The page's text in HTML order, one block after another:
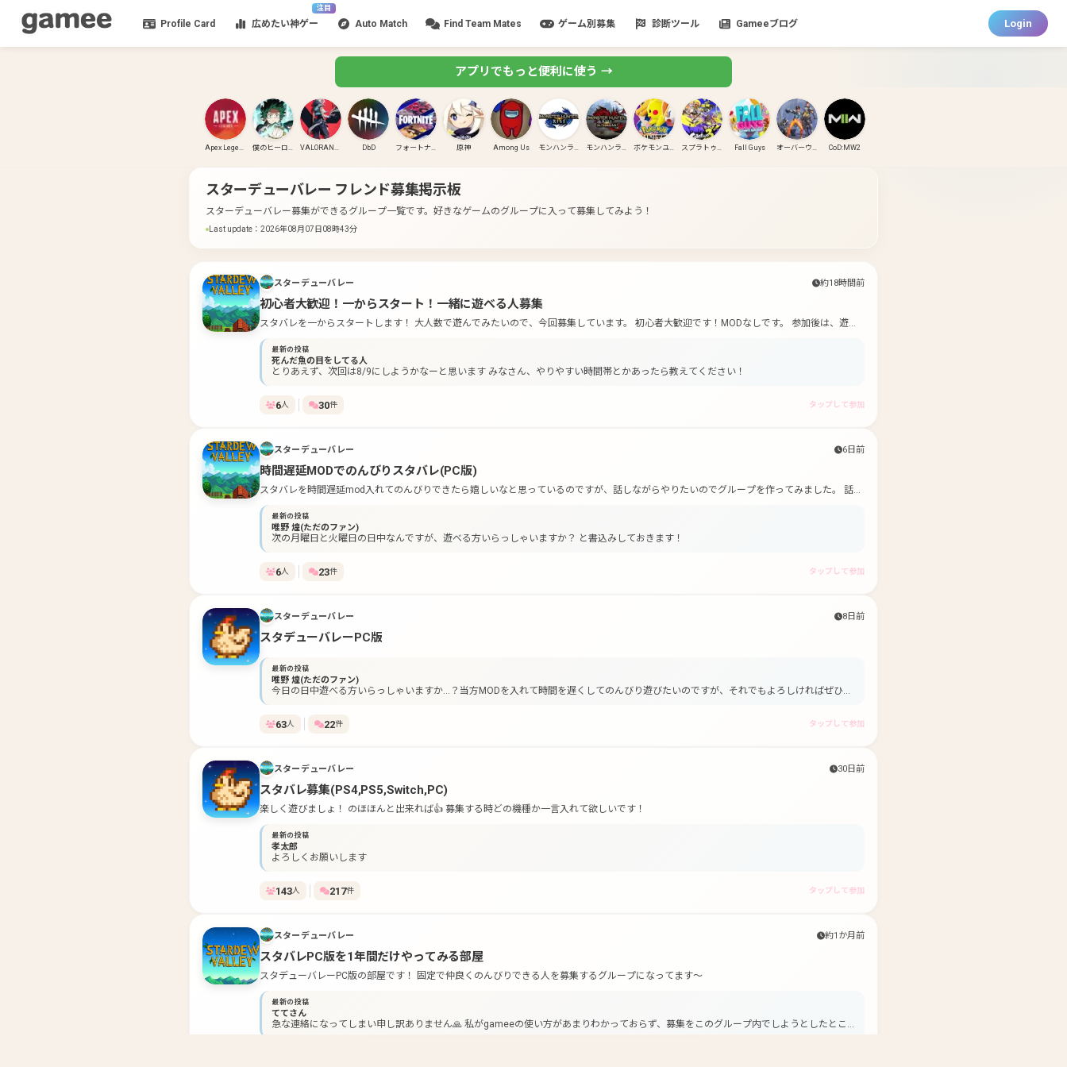
Profile Card
注目
広めたい神ゲー Auto Match Find Team Mates ゲーム別募集 診断ツール Gameeブログ Login
アプリでもっと便利に使う →
Apex Legends 僕のヒーローアカデミア ULTRA RUMBLE VALORANT(PC) DbD フォートナイト 原神 Among Us モンハンライズ モンハンライズ:サンブレイク ポケモンユナイト スプラトゥーン3 Fall Guys オーバーウォッチ CoD:MW2
スターデューバレー フレンド募集掲示板
スターデューバレー募集ができるグループ一覧です。 好きなゲームのグループに入って募集してみよう！
Last update ： 2026年08月07日08時43分
スターデューバレー 約18時間前
初心者大歓迎！一からスタート！一緒に遊べる人募集
スタバレを一からスタートします！ 大人数で遊んでみたいので、今回募集しています。 初心者大歓迎です！MODなしです。 参加後は、遊べ
る曜日・時間帯などを教えていただけると嬉しいです。(日程調整のため) 主→ほぼ初心者。 以下は「PC・Steamゲーム一緒に遊べる友達集ま
れー」の招待URLです。 まだまだ人が居ないので、気軽に参加して、一緒に色んなゲームができればうれしいです！(ゲームの情報共有や過疎
ってるゲームを一緒に遊べる仲間募集用のグループです。) https://gamee.gg/?deep_link=gamee-
app%3A%2F%2Fapp%2FopenGroupRoom%3FgroupRoomId%3D7a48vYp49VaJzovcxlOI
最新の投稿
死んだ魚の目をしてる人
とりあえず、次回は8/9にしようかなーと思います みなさん、やりやすい時間帯とかあったら教えてください！
6人 30件 タップして参加
スターデューバレー 6日前
時間遅延MODでのんびりスタバレ(PC版)
スタバレを時間遅延mod入れてのんびりできたら嬉しいなと思っているのですが、話しながらやりたいのでグループを作ってみました。 話す
ときの話題のテンポが、ある程度落ち着いた人だと嬉しいです。 MOD導入に関してわからない場合は、一緒に遊ぶ際に方法をお伝えするつも
りです。 【グループ主が入れてるMODのうち、一緒に遊ぶのに必要と思われるMOD】 ・SMAPI ・Time Speed ・Generic Mod Config Menu
・↑の日本語訳.jsonソースファイル
最新の投稿
唯野 煌(ただのファン)
次の月曜日と火曜日の日中なんですが、遊べる方いらっしゃいますか？ と書込みしておきます！
6人 23件 タップして参加
スターデューバレー 8日前
スタデューバレーPC版
最新の投稿
唯野 煌(ただのファン)
今日の日中遊べる方いらっしゃいますか…？当方MODを入れて時間を遅くしてのんびり遊びたいのですが、それでもよろしければぜひ…
63人 22件 タップして参加
スターデューバレー 30日前
スタバレ募集(PS4,PS5,Switch,PC)
楽しく遊びましょ！ のほほんと出来れば👍 募集する時どの機種か一言入れて欲しいです！
最新の投稿
孝太郎
よろしくお願いします
143人 217件 タップして参加
スターデューバレー 約1か月前
スタバレPC版を1年間だけやってみる部屋
スタデューバレーPC版の部屋です！ 固定で仲良くのんびりできる人を募集するグループになってます〜
最新の投稿
ててさん
急な連絡になってしまい申し訳ありません🙏 私がgameeの使い方があまりわかっておらず、募集をこのグループ内でしようとしたとこ